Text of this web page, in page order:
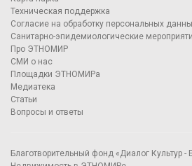
Техническая поддержка
Согласие на обработку персональных
Санитарно-эпидемиологические
Про ЭТНОМИР
СМИ о нас
Площадки ЭТНОМИРа
Медиатека
Статьи
Вопросы и ответы
Благотворительный фонд «Диалог Культур -